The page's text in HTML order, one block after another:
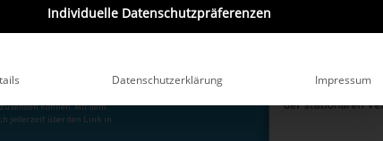
Individuelle Datenschutzpräferenzen
Datenschutzerklärung Impressum